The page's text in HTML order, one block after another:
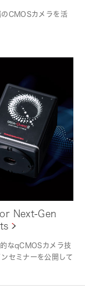
CMOSカメラを活
Next-Gen
なqCMOSカメラ技
セミナーを公開して